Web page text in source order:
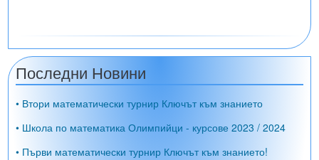
Последни Новини
• Втори математически турнир Ключът към знанието
• Школа по математика Олимпийци - курсове 2023 / 2024
• Първи математически турнир Ключът към знанието!